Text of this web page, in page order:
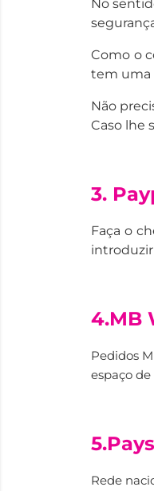
No
Como o
tem uma
Não
Caso lhe
3.
Faça o
4.MB
Pedidos
espaço
Rede